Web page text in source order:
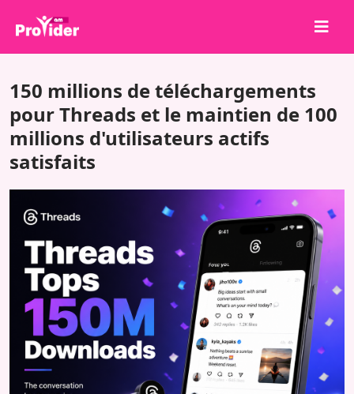
À propos de nous
Se connecter
S'inscrire
Services
API
Conditions
Blog
150 millions de téléchargements
pour Threads et le maintien de 100
millions d'utilisateurs actifs
satisfaits